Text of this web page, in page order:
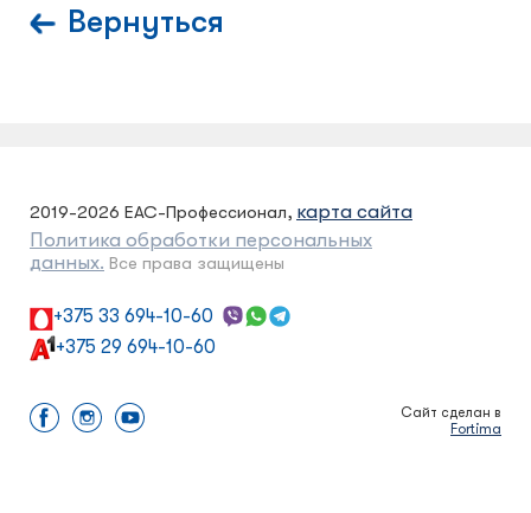
Вернуться
2019-2026 ЕАС-Профессионал, карта сайта
Политика обработки персональных
данных. Все права защищены
+375 33 694-10-60
+375 29 694-10-60
Сайт сделан в
Fortima